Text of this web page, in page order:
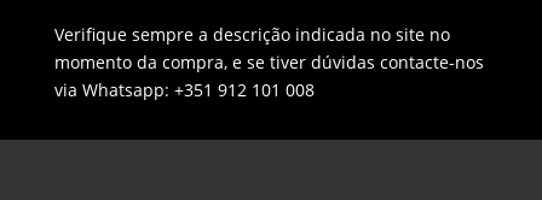
Verifique sempre a descrição indicada no site no
momento da compra, e se tiver dúvidas contacte-nos
via Whatsapp: +351 912 101 008